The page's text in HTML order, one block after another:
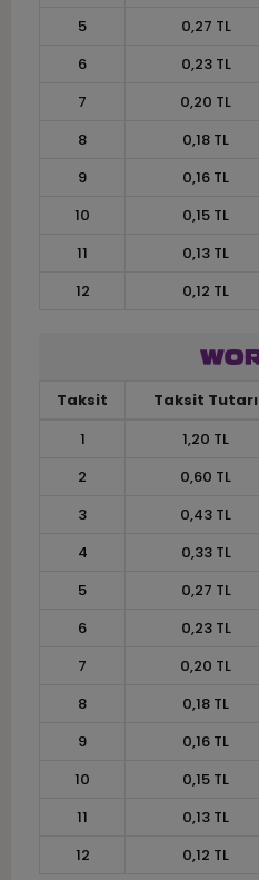
5
0,27 TL
6
0,23 TL
7
0,20 TL
8
0,18 TL
9
0,16 TL
10
0,15 TL
11
0,13 TL
12
0,12 TL
Taksit Taksit Tutarı
1
1,20 TL
2
0,60 TL
3
0,43 TL
4
0,33 TL
5
0,27 TL
6
0,23 TL
7
0,20 TL
8
0,18 TL
9
0,16 TL
10
0,15 TL
11
0,13 TL
12
0,12 TL